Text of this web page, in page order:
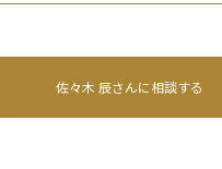
佐々木 辰さんに相談する